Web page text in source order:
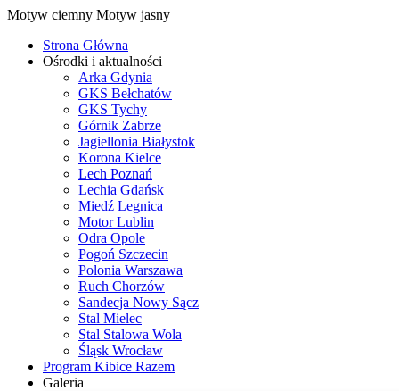
Motyw ciemny Motyw jasny
Strona Główna
Ośrodki i aktualności
Arka Gdynia
GKS Bełchatów
GKS Tychy
Górnik Zabrze
Jagiellonia Białystok
Korona Kielce
Lech Poznań
Lechia Gdańsk
Miedź Legnica
Motor Lublin
Odra Opole
Pogoń Szczecin
Polonia Warszawa
Ruch Chorzów
Sandecja Nowy Sącz
Stal Mielec
Stal Stalowa Wola
Śląsk Wrocław
Program Kibice Razem
Galeria